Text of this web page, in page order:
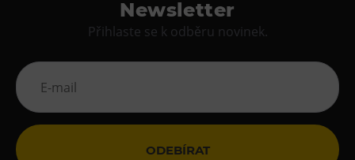
Newsletter
Přihlaste se k odběru novinek.
ODEBÍRAT